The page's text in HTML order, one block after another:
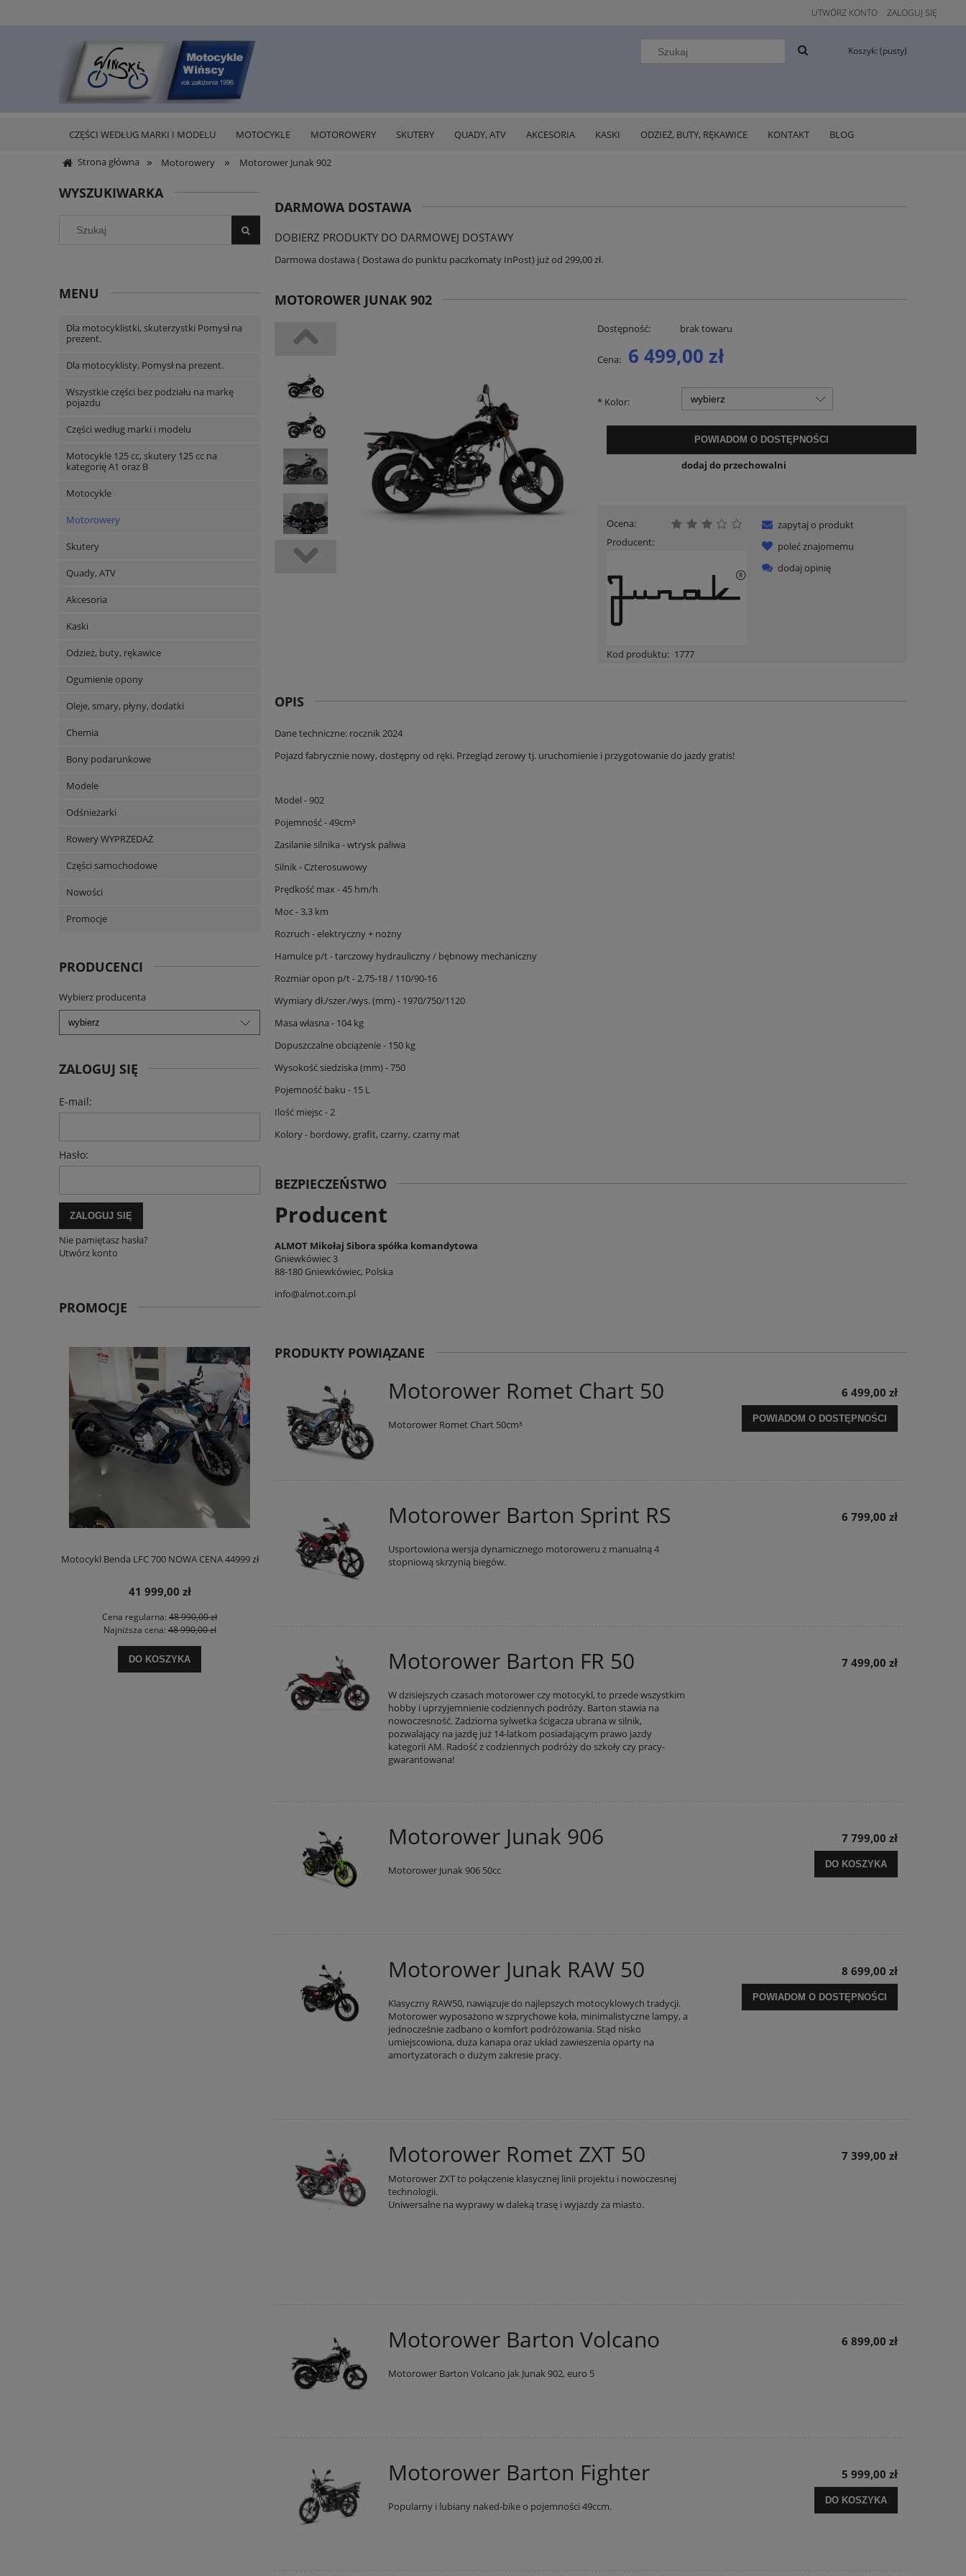
UTWÓRZ KONTO ZALOGUJ SIĘ
Koszyk: (pusty)
CZĘŚCI WEDŁUG MARKI I MODELU MOTOCYKLE MOTOROWERY SKUTERY QUADY, ATV AKCESORIA KASKI ODZIEŻ, BUTY, RĘKAWICE KONTAKT BLOG
Strona główna » Motorowery » Motorower Junak 902
WYSZUKIWARKA
MENU
Dla motocyklistki, skuterzystki Pomysł na
prezent.
Dla motocyklisty. Pomysł na prezent.
Wszystkie części bez podziału na markę
pojazdu
Części według marki i modelu
Motocykle 125 cc, skutery 125 cc na
kategorię A1 oraz B
Motocykle
Motorowery
Skutery
Quady, ATV
Akcesoria
Kaski
Odzież, buty, rękawice
Ogumienie opony
Oleje, smary, płyny, dodatki
Chemia
Bony podarunkowe
Modele
Odśnieżarki
Rowery WYPRZEDAŻ
Części samochodowe
Nowości
Promocje
PRODUCENCI
Wybierz producenta
ZALOGUJ SIĘ
E-mail:
Hasło:
ZALOGUJ SIĘ
Nie pamiętasz hasła?
Utwórz konto
PROMOCJE
Motocykl Benda LFC 700 NOWA CENA 44999 zł
41 999,00 zł
Cena regularna: 48 990,00 zł
Najniższa cena:48 990,00 zł
DO KOSZYKA
Skuter Barton Xplore 125
DO KOSZYKA
Buty Apex PRO WP
DO KOSZYKA
DARMOWA DOSTAWA
DOBIERZ PRODUKTY DO DARMOWEJ DOSTAWY
Darmowa dostawa ( Dostawa do punktu paczkomaty InPost) już od 299,00 zł.
MOTOROWER JUNAK 902
Dostępność: brak towaru
Cena: 6 499,00 zł
* Kolor:
POWIADOM O DOSTĘPNOŚCI
dodaj do przechowalni
Ocena:
Producent:
Kod produktu: 1777
zapytaj o produkt
poleć znajomemu
dodaj opinię
OPIS
Dane techniczne: rocznik 2024
Pojazd fabrycznie nowy, dostępny od ręki. Przegląd zerowy tj. uruchomienie i przygotowanie do jazdy gratis!
Model - 902
Pojemność - 49cm³
Zasilanie silnika - wtrysk paliwa
Silnik - Czterosuwowy
Prędkość max - 45 hm/h
Moc - 3,3 km
Rozruch - elektryczny + nożny
Hamulce p/t - tarczowy hydrauliczny / bębnowy mechaniczny
Rozmiar opon p/t - 2,75-18 / 110/90-16
Wymiary dł./szer./wys. (mm) - 1970/750/1120
Masa własna - 104 kg
Dopuszczalne obciążenie - 150 kg
Wysokość siedziska (mm) - 750
Pojemność baku - 15 L
Ilość miejsc - 2
Kolory - bordowy, grafit, czarny, czarny mat
BEZPIECZEŃSTWO
Producent
ALMOT Mikołaj Sibora spółka komandytowa
Gniewkówiec 3
88-180 Gniewkówiec, Polska
info@almot.com.pl
PRODUKTY POWIĄZANE
Motorower Romet Chart 50
Motorower Romet Chart 50cm³
6 499,00 zł
POWIADOM O DOSTĘPNOŚCI
Motorower Barton Sprint RS
Usportowiona wersja dynamicznego motoroweru z manualną 4
stopniową skrzynią biegów.
6 799,00 zł
Motorower Barton FR 50
W dzisiejszych czasach motorower czy motocykl, to przede wszystkim
hobby i uprzyjemnienie codziennych podróży. Barton stawia na
nowoczesność. Zadziorna sylwetka ścigacza ubrana w silnik,
pozwalający na jazdę już 14-latkom posiadającym prawo jazdy
kategorii AM. Radość z codziennych podróży do szkoły czy pracy-
gwarantowana!
7 499,00 zł
Motorower Junak 906
Motorower Junak 906 50cc
7 799,00 zł
DO KOSZYKA
Motorower Junak RAW 50
Klasyczny RAW50, nawiązuje do najlepszych motocyklowych tradycji.
Motorower wyposażono w szprychowe koła, minimalistyczne lampy, a
jednocześnie zadbano o komfort podróżowania. Stąd nisko
umiejscowiona, duża kanapa oraz układ zawieszenia oparty na
amortyzatorach o dużym zakresie pracy.
8 699,00 zł
POWIADOM O DOSTĘPNOŚCI
Motorower Romet ZXT 50
Motorower ZXT to połączenie klasycznej linii projektu i nowoczesnej
technologii.
Uniwersalne na wyprawy w daleką trasę i wyjazdy za miasto.
7 399,00 zł
Motorower Barton Volcano
Motorower Barton Volcano jak Junak 902, euro 5
6 899,00 zł
Motorower Barton Fighter
Popularny i lubiany naked-bike o pojemności 49ccm.
5 999,00 zł
DO KOSZYKA